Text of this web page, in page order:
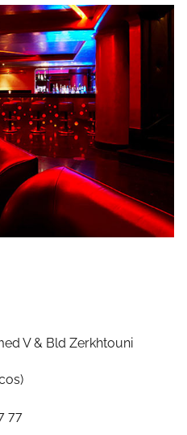
V & Bld Zerkhtouni
77